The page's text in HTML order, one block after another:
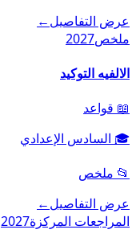
عرض التفاصيل←
ملخص2027
الالفيه التوكيد
📖 قواعد
🎓 السادس الإعدادي
📂 ملخص
عرض التفاصيل←
المراجعات المركزة2027